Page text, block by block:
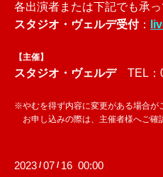
各出演者または下記でも承っ
スタジオ・ヴェルデ受付：
【主催】
スタジオ・ヴェルデ TEL：
※やむを得ず内容に変更がある場合が
お申し込みの際は、主催者様へご確
2023 /07 / 16 00:00